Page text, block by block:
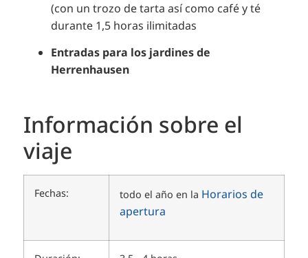
(con un trozo de tarta así como café y té
durante 1,5 horas ilimitadas
Entradas para los jardines de
Herrenhausen
Información sobre el
viaje
Fechas: todo el año en la Horarios de
apertura